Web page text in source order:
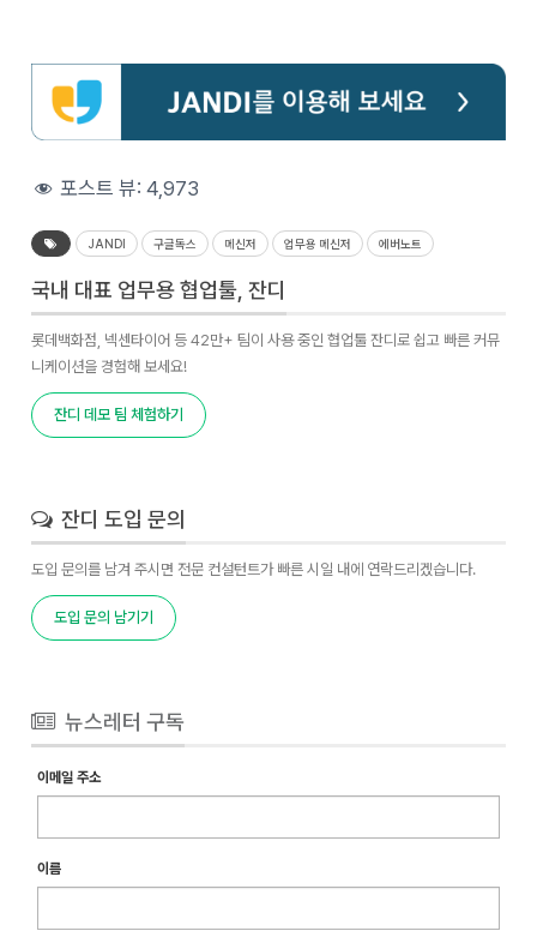
포스트 뷰:4,973
JANDI 구글독스 메신저 업무용 메신저 에버노트
국내 대표 업무용 협업툴, 잔디
롯데백화점, 넥센타이어 등 42만+ 팀이 사용 중인 협업툴 잔디로 쉽고 빠른 커뮤
니케이션을 경험해 보세요!
잔디 데모 팀 체험하기
잔디 도입 문의
도입 문의를 남겨 주시면 전문 컨설턴트가 빠른 시일 내에 연락드리겠습니다.
도입 문의 남기기
뉴스레터 구독
이메일 주소
이름